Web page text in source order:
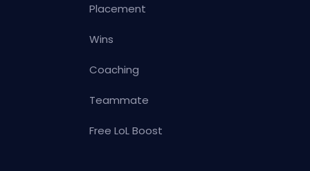
Placement
Wins
Coaching
Teammate
Free LoL Boost